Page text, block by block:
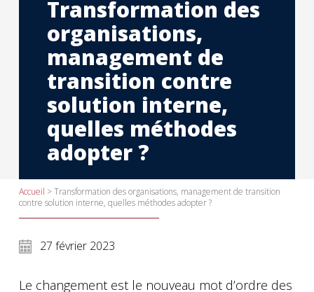
Transformation des
organisations,
management de
transition contre
solution interne,
quelles méthodes
adopter ?
Accueil >Transformation des organisations, management de transition
contre solution interne, quelles méthodes adopter ?
27 février 2023
Le changement est le nouveau mot d’ordre des